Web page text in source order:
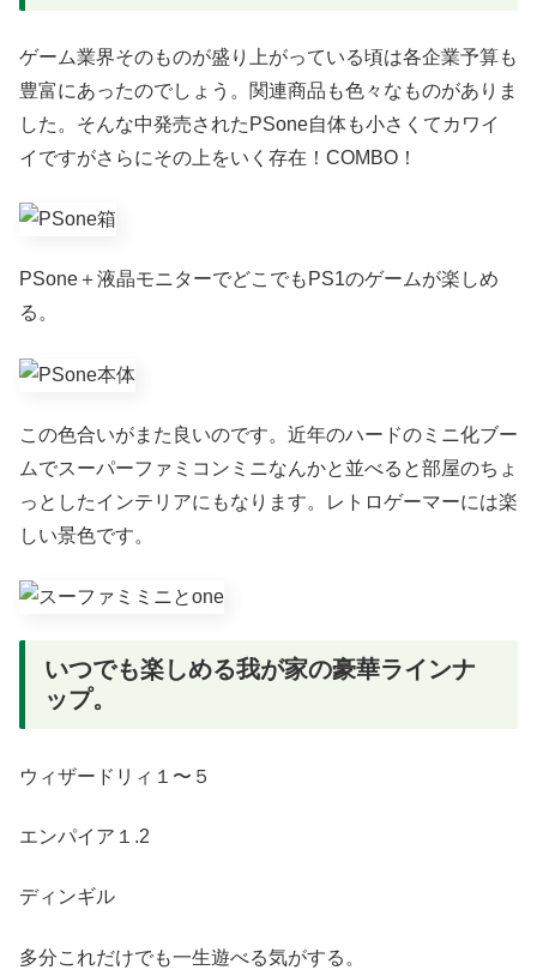
ゲーム業界そのものが盛り上がっている頃は各企業予算も
豊富にあったのでしょう。関連商品も色々なものがありま
した。そんな中発売されたPSone自体も小さくてカワイ
イですがさらにその上をいく存在！COMBO！
PSone＋液晶モニターでどこでもPS1のゲームが楽しめ
る。
この色合いがまた良いのです。近年のハードのミニ化ブー
ムでスーパーファミコンミニなんかと並べると部屋のちょ
っとしたインテリアにもなります。レトロゲーマーには楽
しい景色です。
いつでも楽しめる我が家の豪華ラインナ
ップ。
ウィザードリィ１〜５
エンパイア１.2
ディンギル
多分これだけでも一生遊べる気がする。